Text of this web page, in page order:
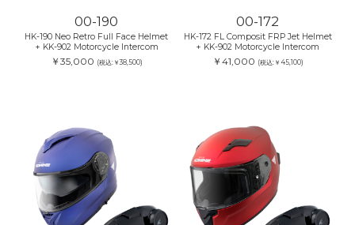
00-190
HK-190 Neo Retro Full Face Helmet
+ KK-902 Motorcycle Intercom
￥35,000 (税込:￥38,500)
00-172
HK-172 FL Composit FRP Jet Helmet
+ KK-902 Motorcycle Intercom
￥41,000 (税込:￥45,100)